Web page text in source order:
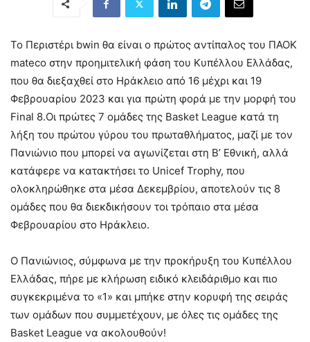
Το Περιστέρι bwin θα είναι ο πρώτος αντίπαλος του ΠΑΟΚ
mateco στην προημιτελική φάση του Κυπέλλου Ελλάδας,
που θα διεξαχθεί στο Ηράκλειο από 16 μέχρι και 19
Φεβρουαρίου 2023 και για πρώτη φορά με την μορφή του
Final 8.Οι πρώτες 7 ομάδες της Basket League κατά τη
λήξη του πρώτου γύρου του πρωταθλήματος, μαζί με τον
Πανιώνιο που μπορεί να αγωνίζεται στη Β’ Εθνική, αλλά
κατάφερε να κατακτήσει το Unicef Trophy, που
ολοκληρώθηκε στα μέσα Δεκεμβρίου, αποτελούν τις 8
ομάδες που θα διεκδικήσουν τοι τρόπαιο στα μέσα
Φεβρουαρίου στο Ηράκλειο.
Ο Πανιώνιος, σύμφωνα με την προκήρυξη του Κυπέλλου
Ελλάδας, πήρε με κλήρωση ειδικό κλειδάριθμο και πιο
συγκεκριμένα το «1» και μπήκε στην κορυφή της σειράς
των ομάδων που συμμετέχουν, με όλες τις ομάδες της
Basket League να ακολουθούν!